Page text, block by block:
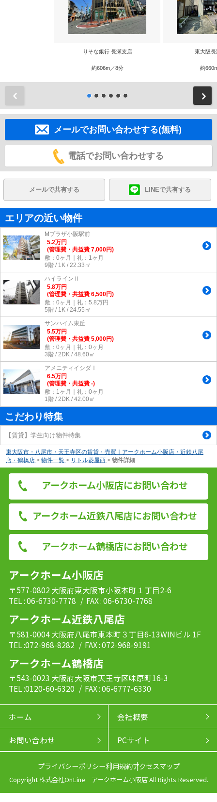
りそな銀行 長瀬支店
約606m／8分
東大阪
約
メールでお問い合わせする(無料)
電話でお問い合わせする
メールで共有する LINEで共有する
エリアの近い物件
Mプラザ小阪駅前
5.2万円
(管理費・共益費 7,000円)
敷：0ヶ月｜礼：1ヶ月
9階 / 1K / 22.33㎡
ハイラインⅡ
5.8万円
(管理費・共益費 6,500円)
敷：0ヶ月｜礼：5.8万円
5階 / 1K / 24.55㎡
サンハイム東丘
5.5万円
(管理費・共益費 5,000円)
敷：0ヶ月｜礼：0ヶ月
3階 / 2DK / 48.60㎡
アメニティイシダⅠ
6.5万円
(管理費・共益費 -)
敷：1ヶ月｜礼：0ヶ月
1階 / 2DK / 42.00㎡
こだわり特集
【賃貸】学生向け物件特集
東大阪市・八尾市・天王寺区の賃貸・売買｜アークホーム小阪店・近鉄八尾
店・鶴橋店 > 物件一覧 > リトル菱屋西 > 物件詳細
アークホーム小阪店にお問い合わせ
アークホーム近鉄八尾店にお問い合わせ
アークホーム鶴橋店にお問い合わせ
アークホーム小阪店
〒577-0802 大阪府東大阪市小阪本町１丁目2-6
TEL : 06-6730-7778 / FAX : 06-6730-7768
アークホーム近鉄八尾店
〒581-0004 大阪府八尾市東本町３丁目6-13WINビル 1F
TEL :072-968-8282 / FAX : 072-968-9191
アークホーム鶴橋店
〒543-0023 大阪府大阪市天王寺区味原町16-3
TEL :0120-60-6320 / FAX : 06-6777-6330
ホーム 会社概要
お問い合わせ PCサイト
プライバシーポリシー利用規約アクセスマップ
Copyright 株式会社OnLine アークホーム小阪店 All Rights Reserved.